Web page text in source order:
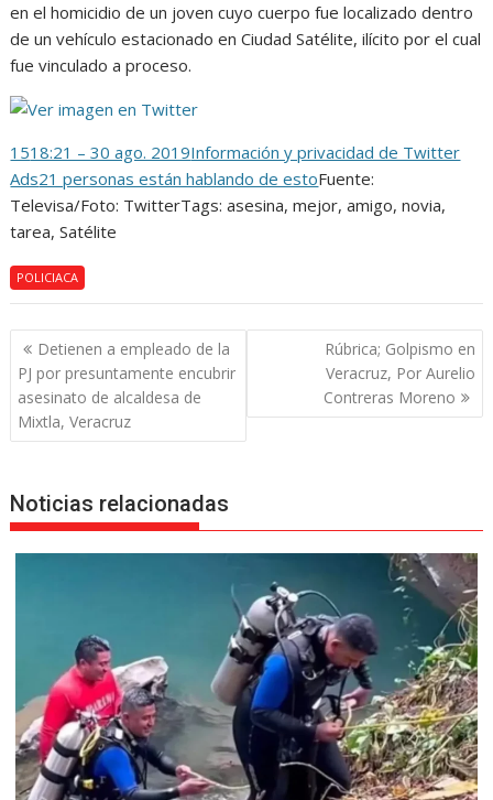
en el homicidio de un joven cuyo cuerpo fue localizado dentro
de un vehículo estacionado en Ciudad Satélite, ilícito por el cual
fue vinculado a proceso.
1518:21 – 30 ago. 2019Información y privacidad de Twitter
Ads21 personas están hablando de estoFuente:
Televisa/Foto: TwitterTags: asesina, mejor, amigo, novia,
tarea, Satélite
POLICIACA
Navegación
de
entradas
Detienen a empleado de la
PJ por presuntamente encubrir
asesinato de alcaldesa de
Mixtla, Veracruz
Rúbrica; Golpismo en
Veracruz, Por Aurelio
Contreras Moreno
Noticias relacionadas